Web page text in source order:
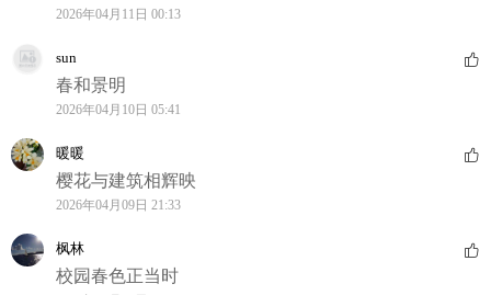
2026年04月11日 00:13
sun
春和景明
2026年04月10日 05:41
暖暖
樱花与建筑相辉映
2026年04月09日 21:33
枫林
校园春色正当时